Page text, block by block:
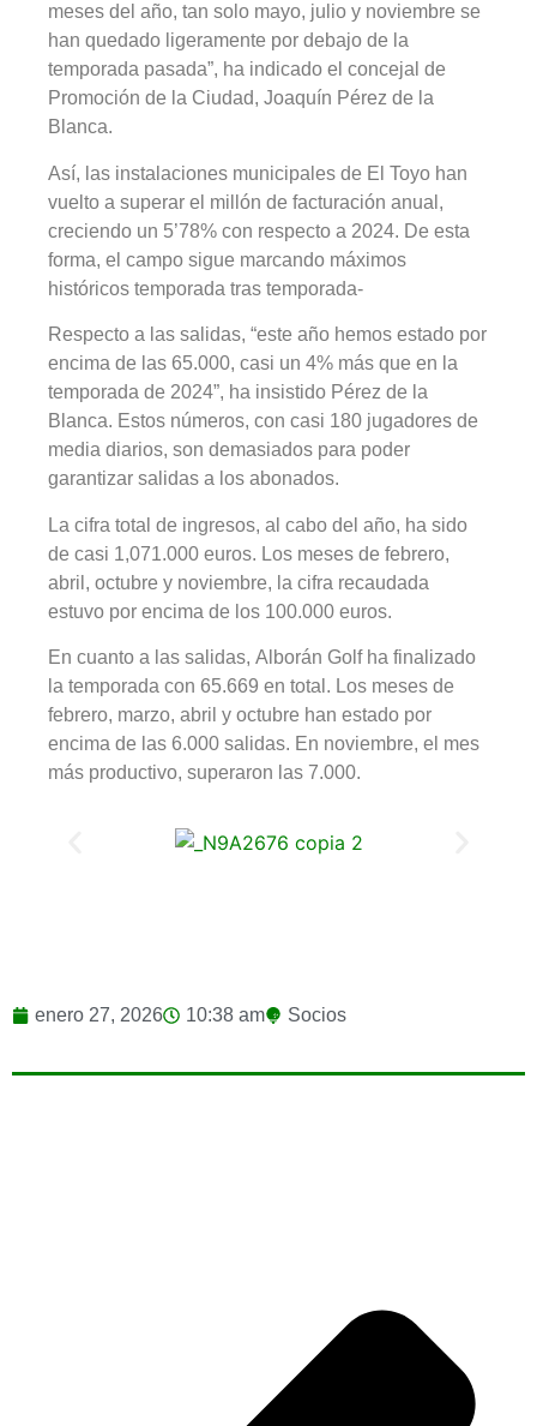
meses del año, tan solo mayo, julio y noviembre se
han quedado ligeramente por debajo de la
temporada pasada”, ha indicado el concejal de
Promoción de la Ciudad, Joaquín Pérez de la
Blanca.
Así, las instalaciones municipales de El Toyo han
vuelto a superar el millón de facturación anual,
creciendo un 5’78% con respecto a 2024. De esta
forma, el campo sigue marcando máximos
históricos temporada tras temporada-
Respecto a las salidas, “este año hemos estado por
encima de las 65.000, casi un 4% más que en la
temporada de 2024”, ha insistido Pérez de la
Blanca. Estos números, con casi 180 jugadores de
media diarios, son demasiados para poder
garantizar salidas a los abonados.
La cifra total de ingresos, al cabo del año, ha sido
de casi 1,071.000 euros. Los meses de febrero,
abril, octubre y noviembre, la cifra recaudada
estuvo por encima de los 100.000 euros.
En cuanto a las salidas, Alborán Golf ha finalizado
la temporada con 65.669 en total. Los meses de
febrero, marzo, abril y octubre han estado por
encima de las 6.000 salidas. En noviembre, el mes
más productivo, superaron las 7.000.
enero 27, 2026 10:38 am Socios